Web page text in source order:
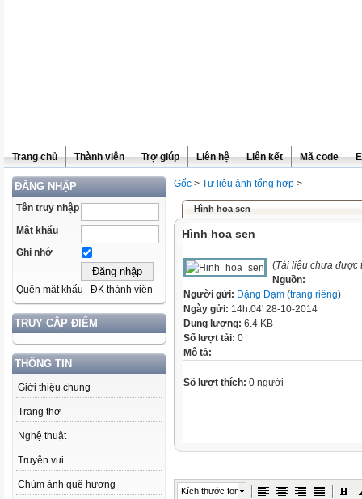
Trang chủ Thành viên Trợ giúp Liên hệ Liên kết Mã code
ĐĂNG NHẬP
Tên truy nhập
Mật khẩu
Ghi nhớ
Quên mật khẩu ĐK thành viên
TRUY CẬP ĐIỂM
THÔNG TIN
Giới thiệu chung
Trang thơ
Nghệ thuật
Truyện vui
Chùm ảnh quê hương
Gốc > Tư liệu ảnh tổng hợp >
Hình hoa sen
Hình hoa sen
(Tài liệu chưa được
Nguồn:
Người gửi: Đặng Đạm (trang riêng)
Ngày gửi: 14h:04' 28-10-2014
Dung lượng: 6.4 KB
Số lượt tải: 0
Mô tả:
Số lượt thích: 0 người
Kích thước font